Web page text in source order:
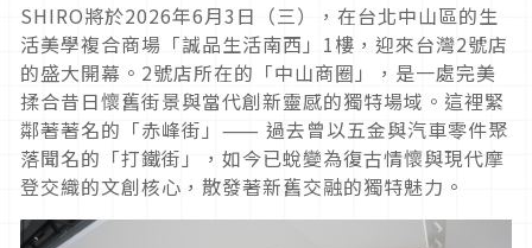
SHIRO將於2026年6月3日（三），在台北中山區的生
活美學複合商場「誠品生活南西」1樓，迎來台灣2號店
的盛大開幕。2號店所在的「中山商圈」，是一處完美
揉合昔日懷舊街景與當代創新靈感的獨特場域。這裡緊
鄰著著名的「赤峰街」⸺ 過去曾以五金與汽車零件聚
落聞名的「打鐵街」，如今已蛻變為復古情懷與現代摩
登交織的文創核心，散發著新舊交融的獨特魅力。